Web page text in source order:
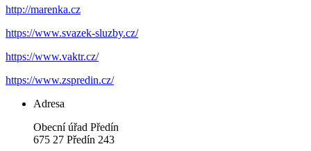
http://marenka.cz
https://www.svazek-sluzby.cz/
https://www.vaktr.cz/
https://www.zspredin.cz/
Adresa
Obecní úřad Předín
675 27 Předín 243